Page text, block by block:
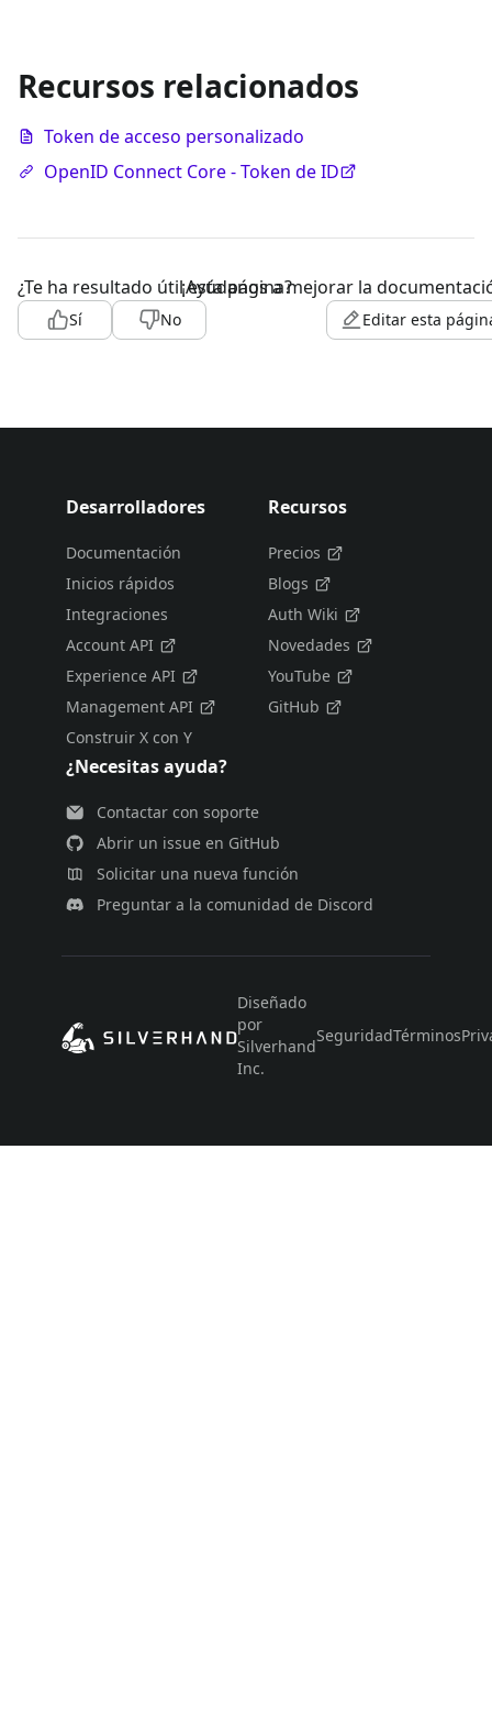
Recursos relacionados
Token de acceso personalizado
OpenID Connect Core - Token de ID
¿Te ha resultado útil esta página?
Sí No
¡Ayúdanos a mejorar la
Editar esta
Desarrolladores
Documentación
Inicios rápidos
Integraciones
Account API
Experience API
Management API
Construir X con Y
Recursos
Precios
Blogs
Auth Wiki
Novedades
YouTube
GitHub
¿Necesitas ayuda?
Contactar con soporte
Abrir un issue en GitHub
Solicitar una nueva función
Preguntar a la comunidad de Discord
Diseñado
por
Silverhand
Inc.
SeguridadTérminos